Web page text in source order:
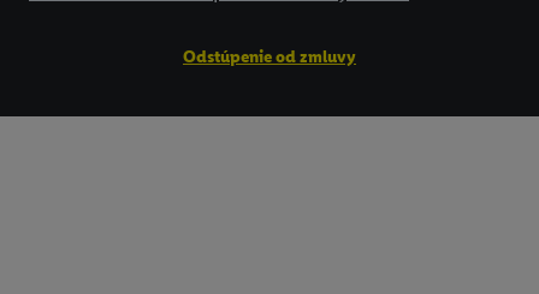
Odstúpenie od zmluvy